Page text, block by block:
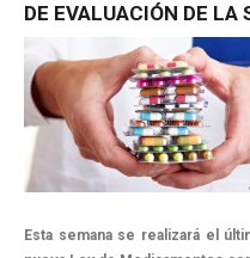
DE EVALUACIÓN DE LA
Esta semana se realizará el